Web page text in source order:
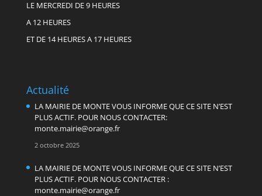
LE MERCREDI DE 9 HEURES
A 12 HEURES
ET DE 14 HEURES A 17 HEURES
Actualité
LA MAIRIE DE MONTE VOUS INFORME QUE CE SITE N’EST
PLUS ACTIF. POUR NOUS CONTACTER:
monte.mairie@orange.fr
2 octobre 2025
LA MAIRIE DE MONTE VOUS INFORME QUE CE SITE N’EST
PLUS ACTIF. POUR NOUS CONTACTER :
monte.mairie@orange.fr